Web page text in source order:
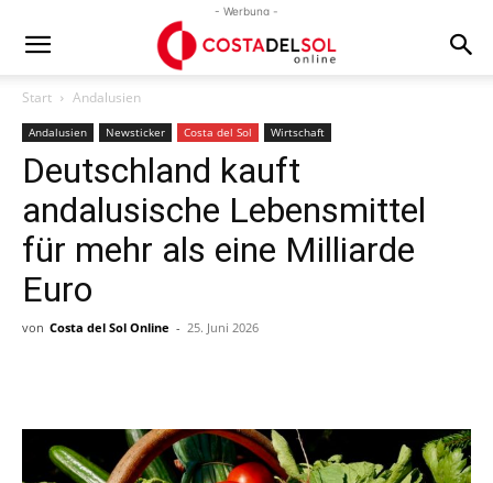
- Werbung -
Start Andalusien
Andalusien Newsticker Costa del Sol Wirtschaft
Deutschland kauft
andalusische Lebensmittel
für mehr als eine Milliarde
Euro
von Costa del Sol Online - 25. Juni 2026